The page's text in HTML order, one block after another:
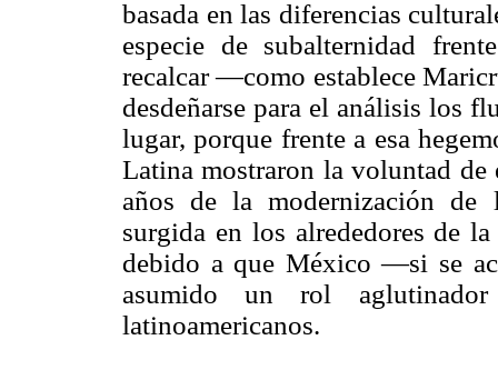
basada en las diferencias
especie de subalternidad
recalcar —como establece
desdeñarse para el análisis los
lugar, porque frente a esa
Latina mostraron la voluntad
años de la modernización de
surgida en los alrededores de
debido a que México —si se
asumido un rol
latinoamericanos.